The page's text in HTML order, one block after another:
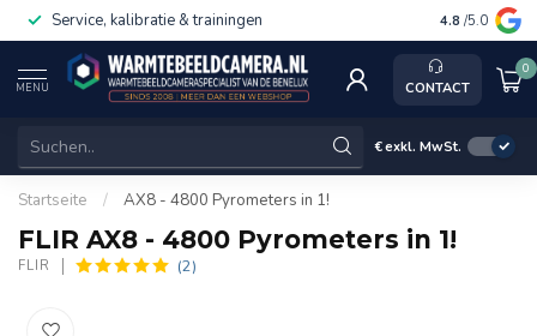
Service, kalibratie & trainingen 4.8 /5.0
MENU CONTACT
0
€exkl. MwSt.
Startseite / AX8 - 4800 Pyrometers in 1!
FLIR AX8 - 4800 Pyrometers in 1!
FLIR (2)